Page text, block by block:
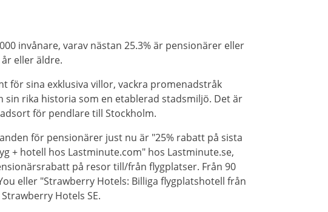
invånare, varav nästan 25.3% är pensionärer eller
eller äldre.
för sina exklusiva villor, vackra promenadstråk
sin rika historia som en etablerad stadsmiljö. Det är
för pendlare till Stockholm.
för pensionärer just nu är "25% rabatt på sista
+ hotell hos Lastminute.com" hos Lastminute.se,
på resor till/från flygplatser. Från 90
eller "Strawberry Hotels: Billiga flygplatshotell från
Hotels SE.